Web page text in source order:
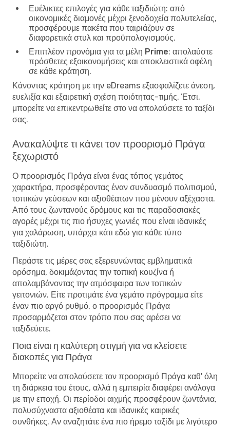
Ευέλικτες επιλογές για κάθε ταξιδιώτη: από
οικονομικές διαμονές μέχρι ξενοδοχεία πολυτελείας,
προσφέρουμε πακέτα που ταιριάζουν σε
διαφορετικά στυλ και προϋπολογισμούς.
Επιπλέον προνόμια για τα μέλη Prime: απολαύστε
πρόσθετες εξοικονομήσεις και αποκλειστικά οφέλη
σε κάθε κράτηση.
Κάνοντας κράτηση με την eDreams εξασφαλίζετε άνεση,
ευελιξία και εξαιρετική σχέση ποιότητας-τιμής. Έτσι,
μπορείτε να επικεντρωθείτε στο να απολαύσετε το ταξίδι
σας.
Ανακαλύψτε τι κάνει τον προορισμό Πράγα
ξεχωριστό
Ο προορισμός Πράγα είναι ένας τόπος γεμάτος
χαρακτήρα, προσφέροντας έναν συνδυασμό πολιτισμού,
τοπικών γεύσεων και αξιοθέατων που μένουν αξέχαστα.
Από τους ζωντανούς δρόμους και τις παραδοσιακές
αγορές μέχρι τις πιο ήσυχες γωνιές που είναι ιδανικές
για χαλάρωση, υπάρχει κάτι εδώ για κάθε τύπο
ταξιδιώτη.
Περάστε τις μέρες σας εξερευνώντας εμβληματικά
ορόσημα, δοκιμάζοντας την τοπική κουζίνα ή
απολαμβάνοντας την ατμόσφαιρα των τοπικών
γειτονιών. Είτε προτιμάτε ένα γεμάτο πρόγραμμα είτε
έναν πιο αργό ρυθμό, ο προορισμός Πράγα
προσαρμόζεται στον τρόπο που σας αρέσει να
ταξιδεύετε.
Ποια είναι η καλύτερη στιγμή για να κλείσετε
διακοπές για Πράγα
Μπορείτε να απολαύσετε τον προορισμό Πράγα καθ' όλη
τη διάρκεια του έτους, αλλά η εμπειρία διαφέρει ανάλογα
με την εποχή. Οι περίοδοι αιχμής προσφέρουν ζωντάνια,
πολυσύχναστα αξιοθέατα και ιδανικές καιρικές
συνθήκες. Αν αναζητάτε ένα πιο ήρεμο ταξίδι με λιγότερο